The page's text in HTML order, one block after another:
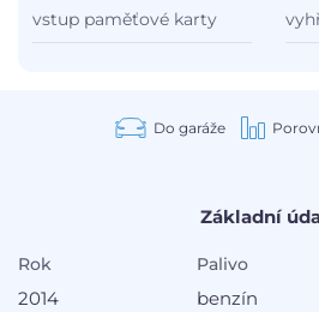
vstup paměťové karty
Do garáže
Základní
Rok
2014
Palivo
benzín